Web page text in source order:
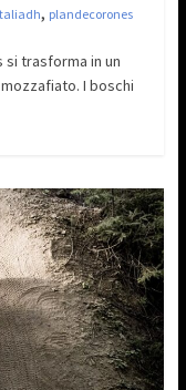
, plandecorones
si trasforma in un
I boschi